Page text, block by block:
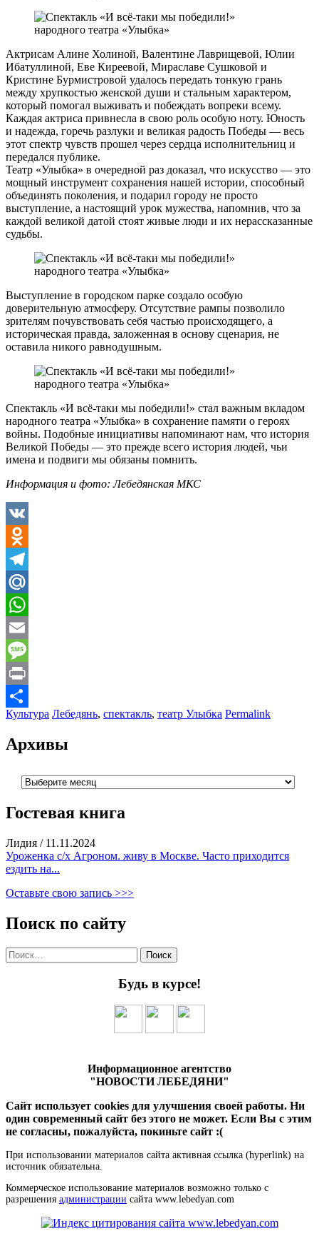
Актрисам Алине Холиной, Валентине Лаврищевой, Юлии
Ибатуллиной, Еве Киреевой, Мираславе Сушковой и
Кристине Бурмистровой удалось передать тонкую грань
между хрупкостью женской души и стальным характером,
который помогал выживать и побеждать вопреки всему.
Каждая актриса привнесла в свою роль особую ноту. Юность
и надежда, горечь разлуки и великая радость Победы — весь
этот спектр чувств прошел через сердца исполнительниц и
передался публике.
Театр «Улыбка» в очередной раз доказал, что искусство — это
мощный инструмент сохранения нашей истории, способный
объединять поколения, и подарил городу не просто
выступление, а настоящий урок мужества, напомнив, что за
каждой великой датой стоят живые люди и их нерассказанные
судьбы.
Выступление в городском парке создало особую
доверительную атмосферу. Отсутствие рампы позволило
зрителям почувствовать себя частью происходящего, а
историческая правда, заложенная в основу сценария, не
оставила никого равнодушным.
Спектакль «И всё-таки мы победили!» стал важным вкладом
народного театра «Улыбка» в сохранение памяти о героях
войны. Подобные инициативы напоминают нам, что история
Великой Победы — это прежде всего история людей, чьи
имена и подвиги мы обязаны помнить.
Информация и фото: Лебедянская МКС
VK
Odnoklassniki
Telegram
Mail.Ru
WhatsApp
Email
Message
Print
Отправить
Культура Лебедянь, спектакль, театр Улыбка Permalink
Архивы
Архивы
Гостевая книга
Лидия / 11.11.2024
Уроженка с/х Агроном. живу в Москве. Часто приходится
ездить на...
Оставьте свою запись >>>
Поиск по сайту
Найти:
Будь в курсе!
Информационное агентство
"НОВОСТИ ЛЕБЕДЯНИ"
Сайт использует cookies для улучшения своей работы. Ни
один современный сайт без этого не может. Если Вы с этим
не согласны, пожалуйста, покиньте сайт :(
При использовании материалов сайта активная ссылка (hyperlink) на
источник обязательна.
Коммерческое использование материалов возможно только с
разрешения администрации сайта www.lebedyan.com